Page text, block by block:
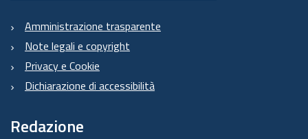
Amministrazione trasparente
Note legali e copyright
Privacy e Cookie
Dichiarazione di accessibilità
Redazione